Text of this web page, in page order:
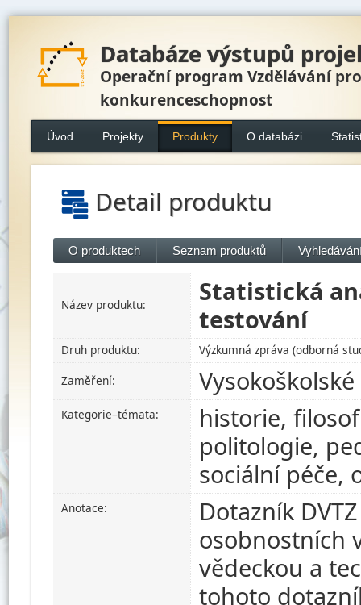
Databáze výstupů
Operační program Vzdělávání pro
konkurenceschopnost
Úvod Projekty Produkty O databázi
Detail produktu
O produktech Seznam produktů
Název produktu:
Statistická
testování
Druh produktu:
Výzkumná zpráva (odborná
Zaměření:
Kategorie–témata:
historie,
politologie,
sociální péče,
Anotace:
Dotazník
osobnostních
vědeckou a
tohoto